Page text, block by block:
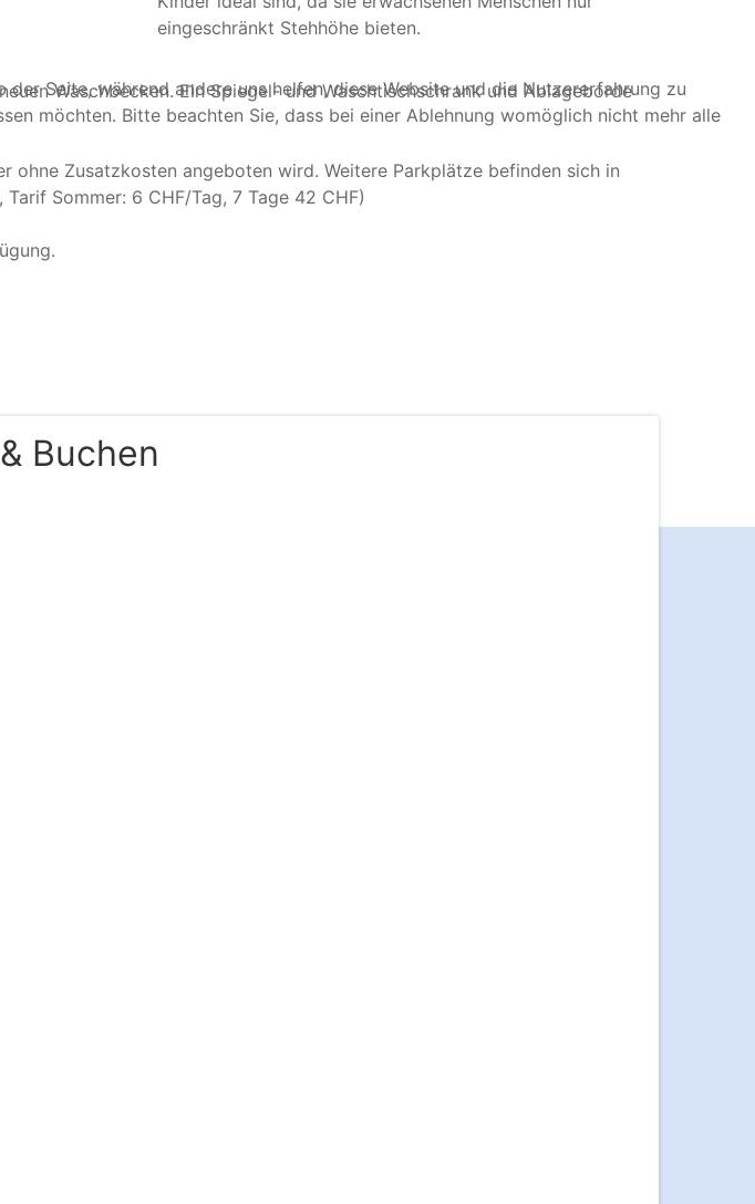
eingeschränkt Stehhöhe bieten.
Waschbecken. Ein Spiegel- und Waschtischschrank und Ablageborde
ohne Zusatzkosten angeboten wird. Weitere Parkplätze befinden sich in
Sommer: 6 CHF/Tag, 7 Tage 42 CHF)
Seite, während andere uns helfen, diese Website und die Nutzererfahrung zu
möchten. Bitte beachten Sie, dass bei einer Ablehnung womöglich nicht mehr alle
Buchen